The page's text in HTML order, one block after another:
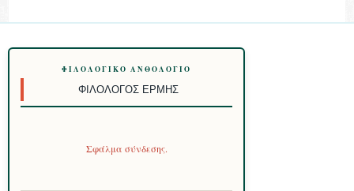
ΦΙΛΟΛΟΓΙΚΌ ΑΝΘΟΛΌΓΙΟ
ΦΙΛΌΛΟΓΟΣ ΕΡΜΉΣ
Σφάλμα σύνδεσης.